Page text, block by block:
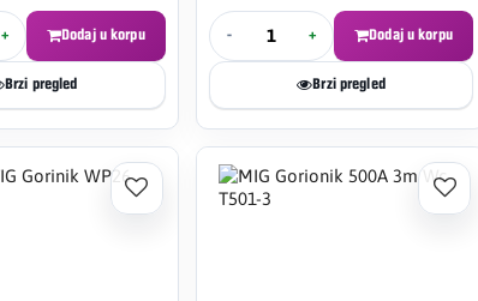
+ Dodaj u korpu
Brzi pregled
- + Dodaj u korpu
Brzi pregled